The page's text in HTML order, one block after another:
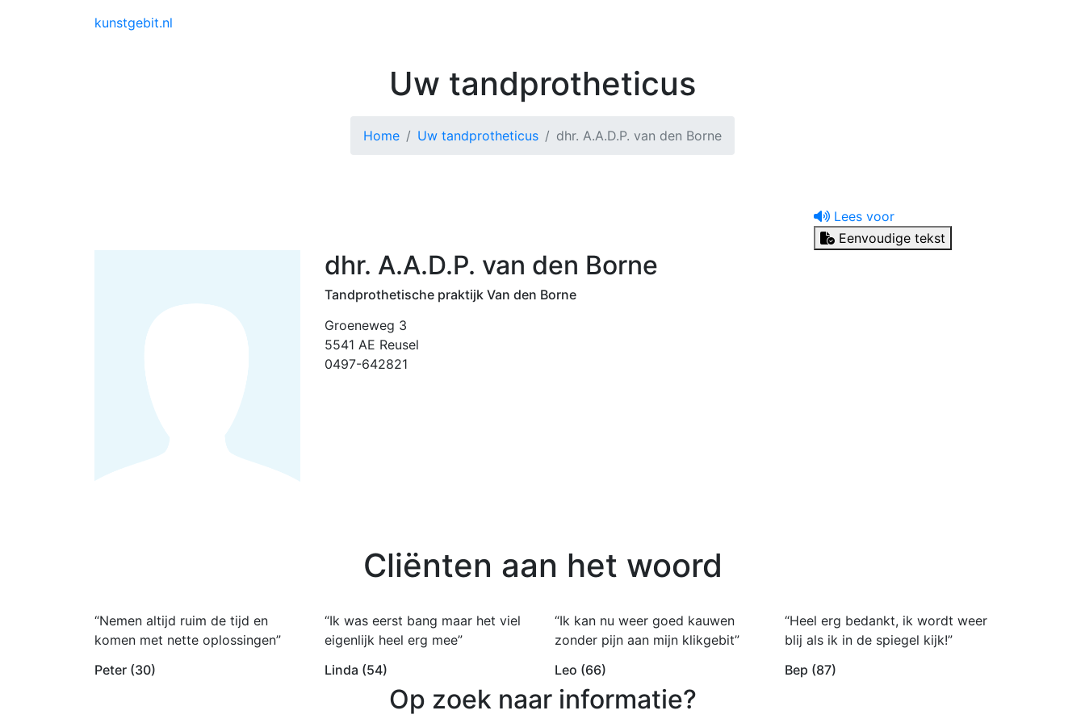
kunstgebit.nl
Uw tandprotheticus
Home Uw tandprotheticus dhr. A.A.D.P. van den Borne
Lees voor
Eenvoudige tekst
dhr. A.A.D.P. van den Borne
Tandprothetische praktijk Van den Borne
Groeneweg 3
5541 AE Reusel
0497-642821
Cliënten aan het woord
“Nemen altijd ruim de tijd en
komen met nette oplossingen”
Peter (30)
“Ik was eerst bang maar het viel
eigenlijk heel erg mee”
Linda (54)
“Ik kan nu weer goed kauwen
zonder pijn aan mijn klikgebit”
Leo (66)
“Heel erg bedankt, ik wordt weer
blij als ik in de spiegel kijk!”
Bep (87)
Op zoek naar informatie?